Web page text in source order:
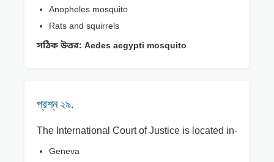
Anopheles mosquito
Rats and squirrels
সঠিক উত্তর: Aedes aegypti mosquito
প্রশ্ন ২৯.
The International Court of Justice is located in-
Geneva